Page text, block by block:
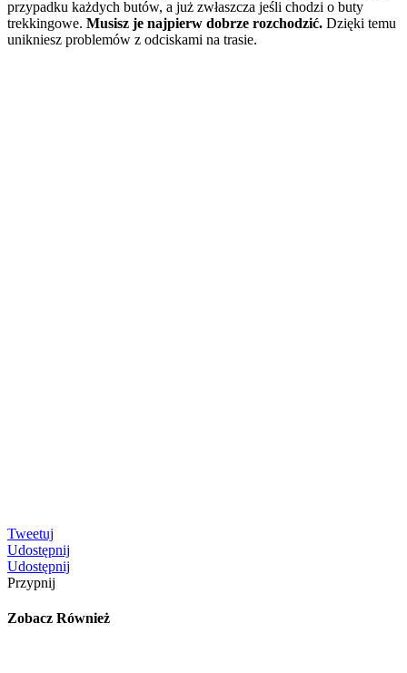
przypadku każdych butów, a już zwłaszcza jeśli chodzi o buty
trekkingowe. Musisz je najpierw dobrze rozchodzić. Dzięki temu
unikniesz problemów z odciskami na trasie.
Tweetuj
Udostępnij
Udostępnij
Przypnij
Zobacz Również